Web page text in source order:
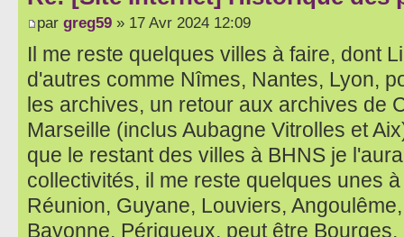
par greg59 » 17 Avr 2024 12:09
Il me reste quelques villes à faire, dont
d'autres comme Nîmes, Nantes, Lyon,
les archives, un retour aux archives de
Marseille (inclus Aubagne Vitrolles et
que le restant des villes à BHNS je
collectivités, il me reste quelques unes
Réunion, Guyane, Louviers,
Bayonne, Périgueux, peut être